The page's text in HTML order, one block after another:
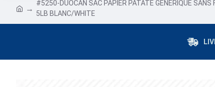
#5250-DUOCAN SAC PAPIER PATATE GÉNÉRIQUE SANS
5LB BLANC/WHITE